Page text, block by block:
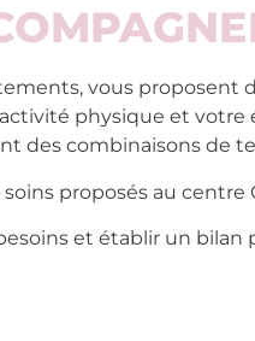
vous
physique et
des combinaisons de
proposés au centre
et établir un bilan